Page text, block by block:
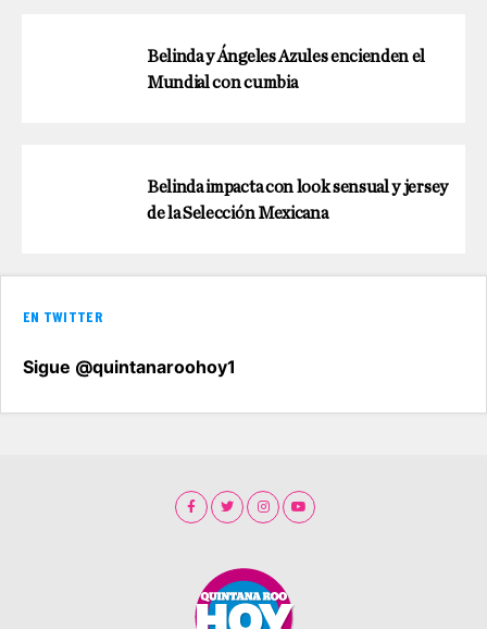
Belinda y Ángeles Azules encienden el
Mundial con cumbia
Belinda impacta con look sensual y jersey
de la Selección Mexicana
EN TWITTER
Sigue @quintanaroohoy1